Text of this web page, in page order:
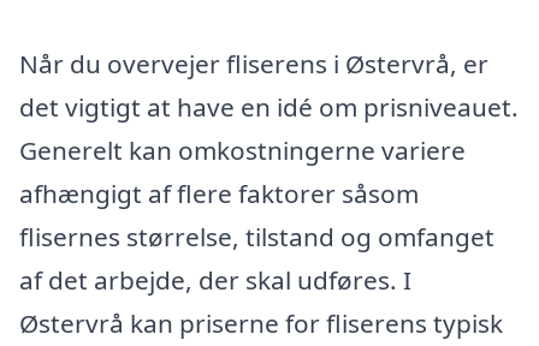
Når du overvejer fliserens i Østervrå, er
det vigtigt at have en idé om prisniveauet.
Generelt kan omkostningerne variere
afhængigt af flere faktorer såsom
flisernes størrelse, tilstand og omfanget
af det arbejde, der skal udføres. I
Østervrå kan priserne for fliserens typisk